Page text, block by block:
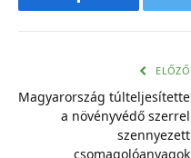
Facebook
ELŐZŐ
Magyarország túlteljesítette
a növényvédő szerrel
szennyezett
csomagolóanyagok